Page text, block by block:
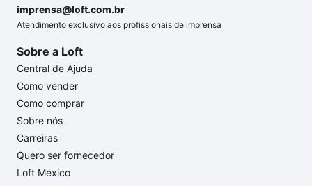
imprensa@loft.com.br
Atendimento exclusivo aos profissionais de imprensa
Sobre a Loft
Central de Ajuda
Como vender
Como comprar
Sobre nós
Carreiras
Quero ser fornecedor
Loft México